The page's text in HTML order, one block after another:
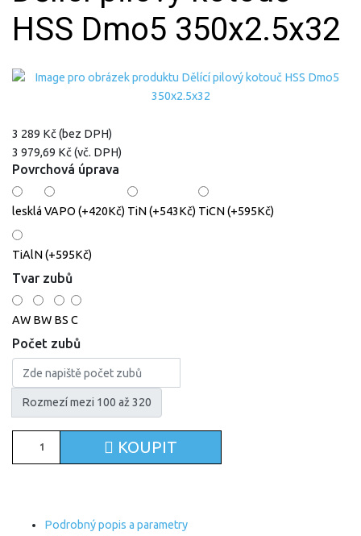
HSS Dmo5 350x2.5x32
3 289 Kč (bez DPH)
3 979,69 Kč (vč. DPH)
Povrchová úprava
leskláVAPO (+420Kč) TiN (+543Kč) TiCN (+595Kč)
TiAlN (+595Kč)
Tvar zubů
AW BW BS C
Počet zubů
Rozmezí mezi 100 až 320
KOUPIT
Podrobný popis a parametry